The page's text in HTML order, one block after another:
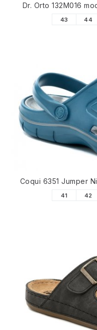
Dr. Orto 132M016
43 44
Coqui 6351 Jumper
41 42